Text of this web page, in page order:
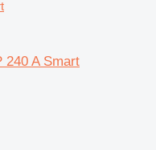
240 A Smart